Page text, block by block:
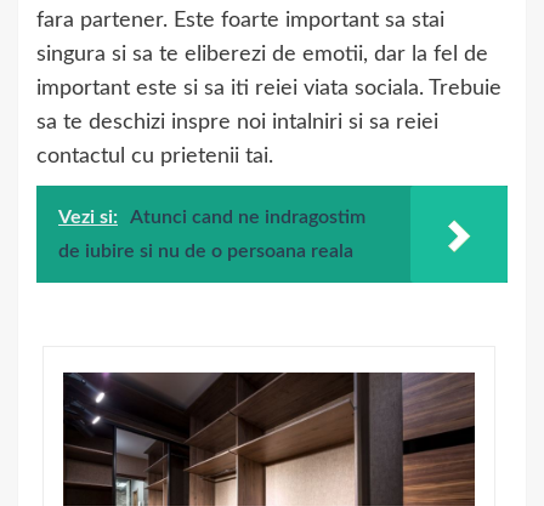
fara partener. Este foarte important sa stai
singura si sa te eliberezi de emotii, dar la fel de
important este si sa iti reiei viata sociala. Trebuie
sa te deschizi inspre noi intalniri si sa reiei
contactul cu prietenii tai.
Vezi si:
Atunci cand ne indragostim
de iubire si nu de o persoana reala